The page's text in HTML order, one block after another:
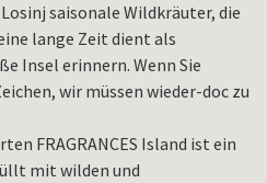
saisonale Wildkräuter, die
lange Zeit dient als
Insel erinnern. Wenn Sie
wir müssen wieder-doc zu
FRAGRANCES Island ist ein
mit wilden und